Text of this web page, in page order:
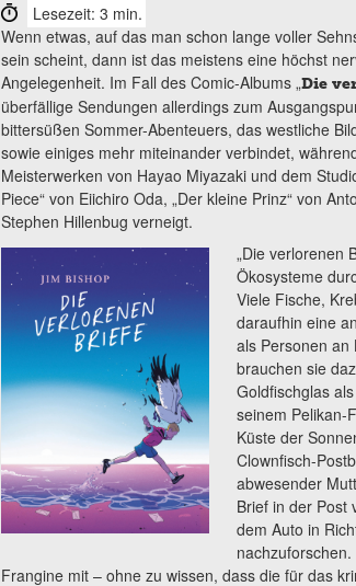
Lesezeit: 3 min.
Wenn etwas, auf das man schon lange voller
sein scheint, dann ist das meistens eine höchst
Angelegenheit. Im Fall des Comic-Albums „Die
überfällige Sendungen allerdings zum
bittersüßen Sommer-Abenteuers, das westliche
sowie einiges mehr miteinander verbindet,
Meisterwerken von Hayao Miyazaki und dem
Piece“ von Eiichiro Oda, „Der kleine Prinz“ von
Stephen Hillenbug verneigt.
„Die verlorenen
Ökosysteme
Viele Fische,
daraufhin eine
als Personen
brauchen sie
Goldfischglas
seinem Pelikan-
Küste der
Clownfisch-
abwesender
Brief in der Post
dem Auto in
Frangine mit – ohne zu wissen, dass die für das